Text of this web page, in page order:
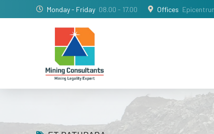
Monday - Friday 08.00 - 17.00 Offices